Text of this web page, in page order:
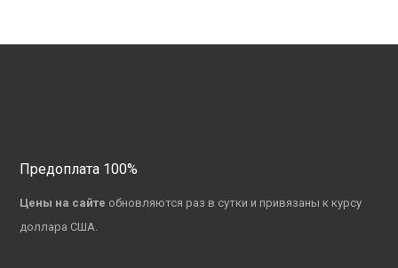
Предоплата 100%
Цены на сайте обновляются раз в сутки и привязаны к курсу
доллара США.